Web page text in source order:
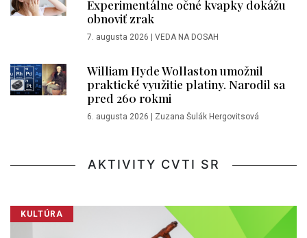
Experimentálne očné kvapky dokážu
obnoviť zrak
7. augusta 2026 VEDA NA DOSAH
William Hyde Wollaston umožnil
praktické využitie platiny. Narodil sa
pred 260 rokmi
6. augusta 2026 Zuzana Šulák Hergovitsová
AKTIVITY CVTI SR
KULTÚRA